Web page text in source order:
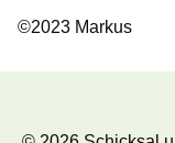
©2023 Markus